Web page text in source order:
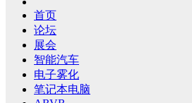
首页
论坛
展会
智能汽车
电子雾化
笔记本电脑